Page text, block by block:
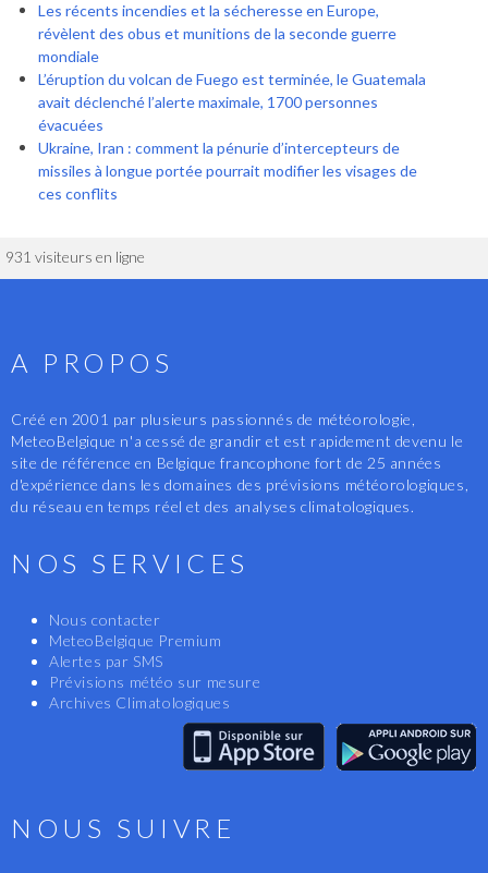
Les récents incendies et la sécheresse en Europe,
révèlent des obus et munitions de la seconde guerre
mondiale
L’éruption du volcan de Fuego est terminée, le Guatemala
avait déclenché l’alerte maximale, 1700 personnes
évacuées
Ukraine, Iran : comment la pénurie d’intercepteurs de
missiles à longue portée pourrait modifier les visages de
ces conflits
931 visiteurs en ligne
A PROPOS
Créé en 2001 par plusieurs passionnés de météorologie,
MeteoBelgique n'a cessé de grandir et est rapidement devenu le
site de référence en Belgique francophone fort de 25 années
d'expérience dans les domaines des prévisions météorologiques,
du réseau en temps réel et des analyses climatologiques.
NOS SERVICES
Nous contacter
MeteoBelgique Premium
Alertes par SMS
Prévisions météo sur mesure
Archives Climatologiques
NOUS SUIVRE